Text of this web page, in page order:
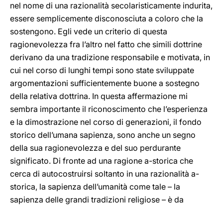
nel nome di una razionalità secolaristicamente indurita,
essere semplicemente disconosciuta a coloro che la
sostengono. Egli vede un criterio di questa
ragionevolezza fra l’altro nel fatto che simili dottrine
derivano da una tradizione responsabile e motivata, in
cui nel corso di lunghi tempi sono state sviluppate
argomentazioni sufficientemente buone a sostegno
della relativa dottrina. In questa affermazione mi
sembra importante il riconoscimento che l’esperienza
e la dimostrazione nel corso di generazioni, il fondo
storico dell’umana sapienza, sono anche un segno
della sua ragionevolezza e del suo perdurante
significato. Di fronte ad una ragione a-storica che
cerca di autocostruirsi soltanto in una razionalità a-
storica, la sapienza dell’umanità come tale – la
sapienza delle grandi tradizioni religiose – è da